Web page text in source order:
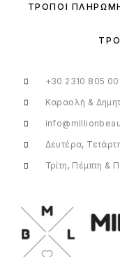
ΤΡΌΠΟΙ
+30 2310 805
Καραολή &
Δευτέρα,
Τρίτη, Πέμπτη &